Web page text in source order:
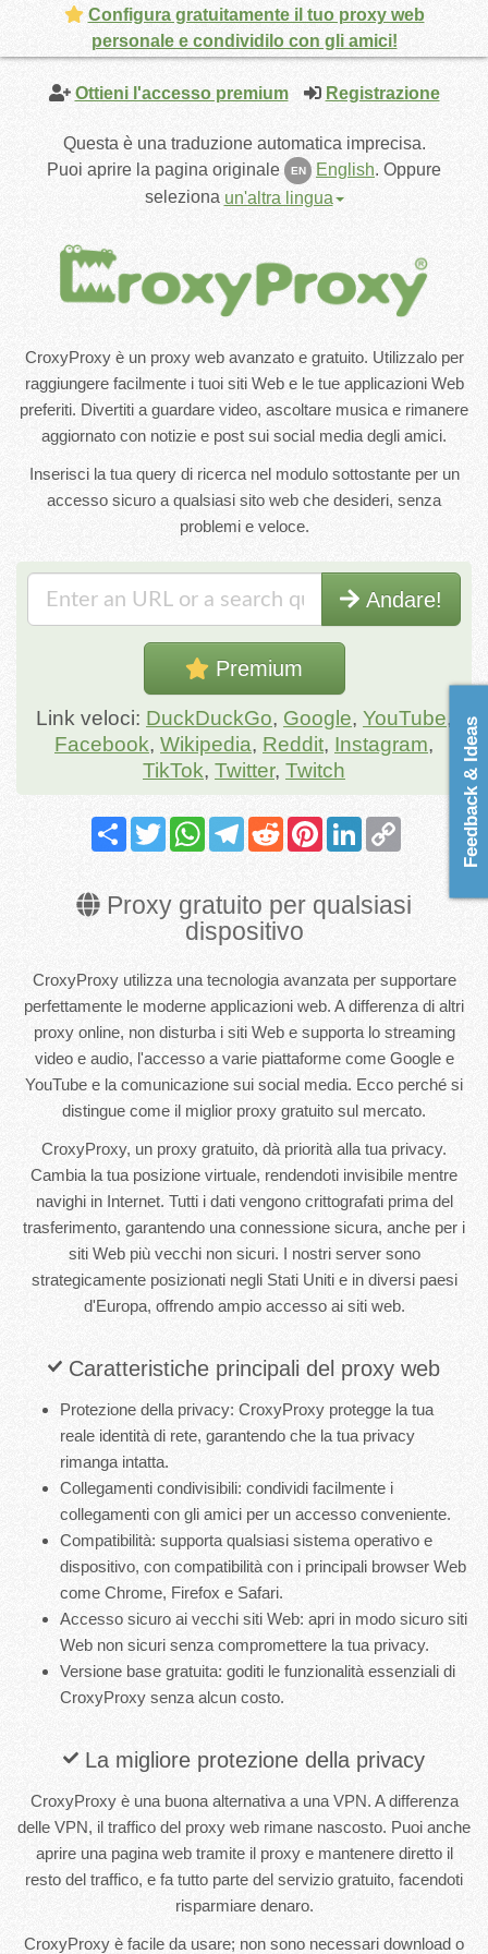
Ottieni l'accesso premium Registrazione
Questa è una traduzione automatica imprecisa.
Puoi aprire la pagina originale
EN English. Oppure
seleziona un'altra lingua
CroxyProxy è un proxy web avanzato e gratuito. Utilizzalo per
raggiungere facilmente i tuoi siti Web e le tue applicazioni Web
preferiti. Divertiti a guardare video, ascoltare musica e rimanere
aggiornato con notizie e post sui social media degli amici.
Inserisci la tua query di ricerca nel modulo sottostante per un
accesso sicuro a qualsiasi sito web che desideri, senza
problemi e veloce.
Andare!
Premium
Link veloci: DuckDuckGo, Google, YouTube,
Facebook, Wikipedia, Reddit, Instagram,
TikTok, Twitter, Twitch
Share TwitterWhatsAppTelegramRedditPinterestLinkedIn
Proxy gratuito per qualsiasi
dispositivo
CroxyProxy utilizza una tecnologia avanzata per supportare
perfettamente le moderne applicazioni web. A differenza di altri
proxy online, non disturba i siti Web e supporta lo streaming
video e audio, l'accesso a varie piattaforme come Google e
YouTube e la comunicazione sui social media. Ecco perché si
distingue come il miglior proxy gratuito sul mercato.
CroxyProxy, un proxy gratuito, dà priorità alla tua privacy.
Cambia la tua posizione virtuale, rendendoti invisibile mentre
navighi in Internet. Tutti i dati vengono crittografati prima del
trasferimento, garantendo una connessione sicura, anche per i
siti Web più vecchi non sicuri. I nostri server sono
strategicamente posizionati negli Stati Uniti e in diversi paesi
d'Europa, offrendo ampio accesso ai siti web.
Caratteristiche principali del proxy web
Protezione della privacy: CroxyProxy protegge la tua
reale identità di rete, garantendo che la tua privacy
rimanga intatta.
Collegamenti condivisibili: condividi facilmente i
collegamenti con gli amici per un accesso conveniente.
Compatibilità: supporta qualsiasi sistema operativo e
dispositivo, con compatibilità con i principali browser Web
come Chrome, Firefox e Safari.
Accesso sicuro ai vecchi siti Web: apri in modo sicuro siti
Web non sicuri senza compromettere la tua privacy.
Versione base gratuita: goditi le funzionalità essenziali di
CroxyProxy senza alcun costo.
La migliore protezione della privacy
CroxyProxy è una buona alternativa a una VPN. A differenza
delle VPN, il traffico del proxy web rimane nascosto. Puoi anche
aprire una pagina web tramite il proxy e mantenere diretto il
resto del traffico, e fa tutto parte del servizio gratuito, facendoti
risparmiare denaro.
CroxyProxy è facile da usare; non sono necessari download o
Feedback & Ideas
Configura gratuitamente il tuo proxy web
personale e condividilo con gli amici!